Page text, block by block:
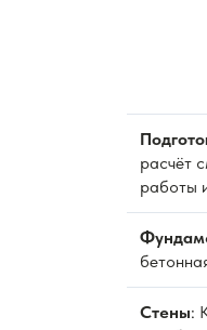
расчёт
работы
Стены: